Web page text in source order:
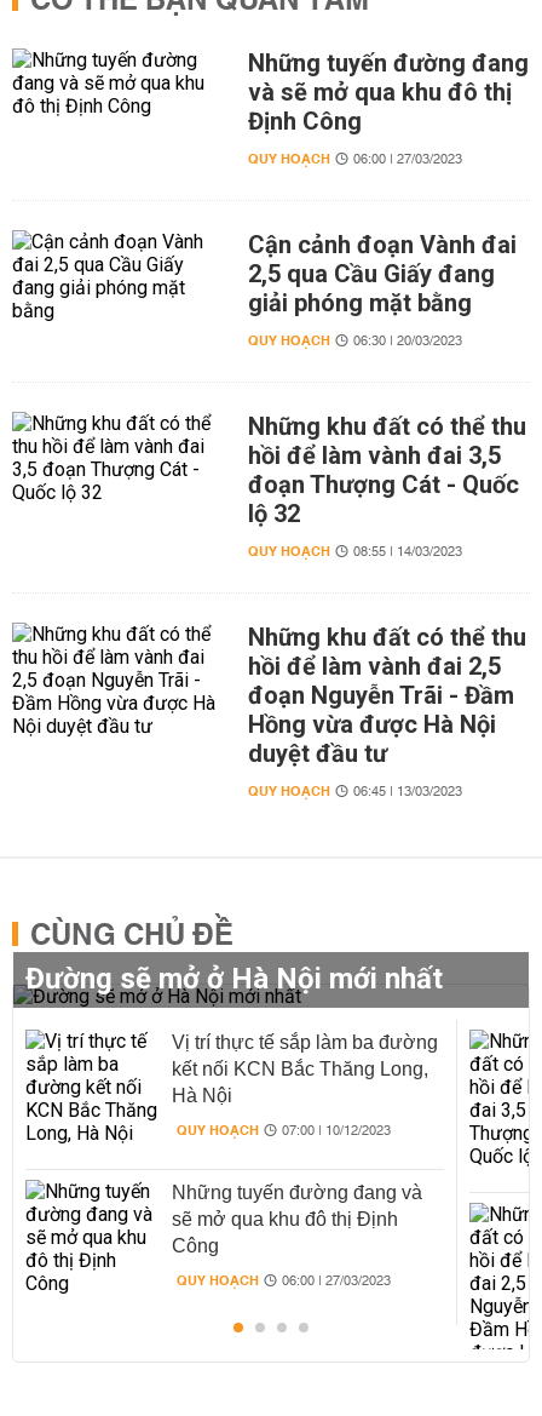
Những tuyến đường đang
và sẽ mở qua khu đô thị
Định Công
QUY HOẠCH 06:00 | 27/03/2023
Cận cảnh đoạn Vành đai
2,5 qua Cầu Giấy đang
giải phóng mặt bằng
QUY HOẠCH 06:30 | 20/03/2023
Những khu đất có thể thu
hồi để làm vành đai 3,5
đoạn Thượng Cát - Quốc
lộ 32
QUY HOẠCH 08:55 | 14/03/2023
Những khu đất có thể thu
hồi để làm vành đai 2,5
đoạn Nguyễn Trãi - Đầm
Hồng vừa được Hà Nội
duyệt đầu tư
QUY HOẠCH 06:45 | 13/03/2023
CÙNG CHỦ ĐỀ
Đường sẽ mở ở Hà Nội mới nhất
Vị trí thực tế sắp làm ba đường
kết nối KCN Bắc Thăng Long,
Hà Nội
QUY HOẠCH 07:00 | 10/12/2023
Những tuyến đường đang và
sẽ mở qua khu đô thị Định
Công
QUY HOẠCH 06:00 | 27/03/2023